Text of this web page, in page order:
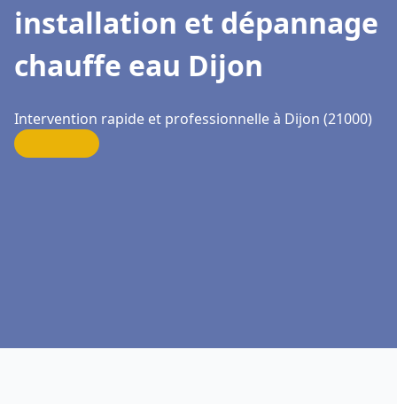
installation et dépannage
chauffe eau Dijon
Intervention rapide et professionnelle à Dijon (21000)